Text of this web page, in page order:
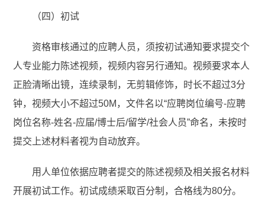
（四）初试
资格审核通过的应聘人员，须按初试通知要求提交个
人专业能力陈述视频，视频内容另行通知。视频要求本人
正脸清晰出镜，连续录制，无剪辑修饰，时长不超过3分
钟，视频大小不超过50M，文件名以“应聘岗位编号-应聘
岗位名称-姓名-应届/博士后/留学/社会人员”命名，未按时
提交上述材料者视为自动放弃。
用人单位依据应聘者提交的陈述视频及相关报名材料
开展初试工作。初试成绩采取百分制，合格线为80分。